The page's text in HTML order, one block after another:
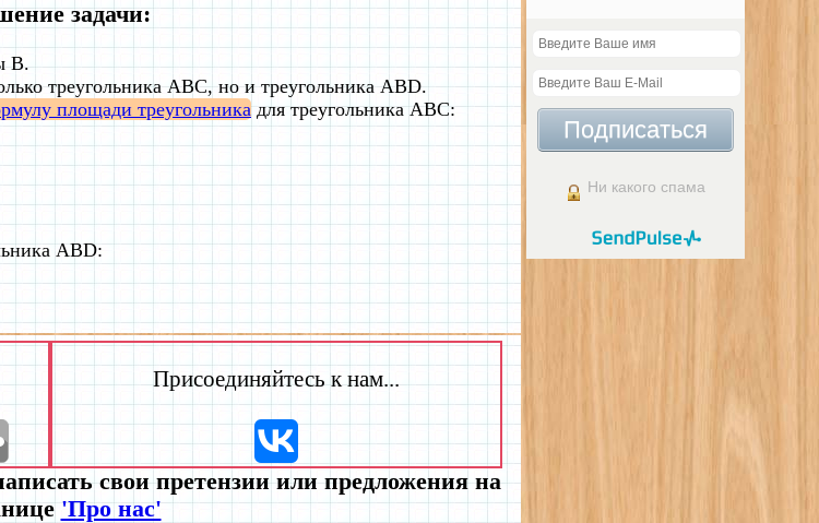
задачи:
B.
треугольника ABC, но и треугольника ABD.
площади треугольникадля треугольника ABC:
ABD:
Присоединяйтесь к нам...
свои претензии или предложения на
'Про нас'
Подписаться
Ни какого спама